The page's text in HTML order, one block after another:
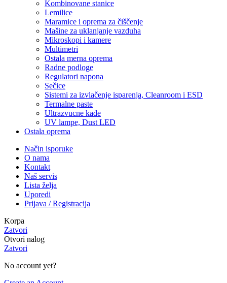
Kombinovane stanice
Lemilice
Maramice i oprema za čiščenje
Mašine za uklanjanje vazduha
Mikroskopi i kamere
Multimetri
Ostala merna oprema
Radne podloge
Regulatori napona
Sečice
Sistemi za izvlačenje isparenja, Cleanroom i ESD
Termalne paste
Ultrazvucne kade
UV lampe, Dust LED
Ostala oprema
Način isporuke
O nama
Kontakt
Naš servis
Lista želja
Uporedi
Prijava / Registracija
Korpa
Zatvori
Otvori nalog
Zatvori
No account yet?